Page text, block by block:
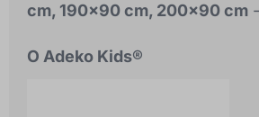
cm, 190x90 cm, 200x90 cm
O Adeko Kids®